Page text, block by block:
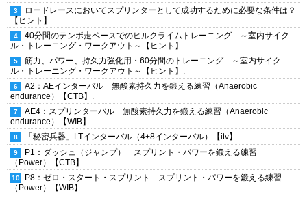
ロードレースにおいてスプリンターとして成功するために必要な条件は？
【ヒント】.
40分間のテンポ走ペースでのヒルクライムトレーニング ～室内サイク
ル・トレーニング・ワークアウト～【ヒント】.
筋力、パワー、持久力強化用・60分間のトレーニング ～室内サイク
ル・トレーニング・ワークアウト～【ヒント】.
A2：AEインターバル 無酸素持久力を鍛える練習（Anaerobic
endurance）【CTB】.
AE4：スプリンターバル 無酸素持久力を鍛える練習（Anaerobic
endurance）【WIB】.
「秘密兵器」LTインターバル（4+8インターバル）【itv】.
P1：ダッシュ（ジャンプ） スプリント・パワーを鍛える練習
（Power）【CTB】.
P8：ゼロ・スタート・スプリント スプリント・パワーを鍛える練習
（Power）【WIB】.